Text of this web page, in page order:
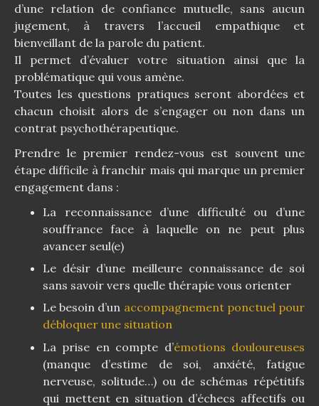
d’une relation de confiance mutuelle, sans aucun
jugement, à travers l’accueil empathique et
bienveillant de la parole du patient.
Il permet d’évaluer votre situation ainsi que la
problématique qui vous amène.
Toutes les questions pratiques seront abordées et
chacun choisit alors de s’engager ou non dans un
contrat psychothérapeutique.
Prendre le premier rendez-vous est souvent une
étape difficile à franchir mais qui marque un premier
engagement dans :
La reconnaissance d’une difficulté ou d’une
souffrance face à laquelle on ne peut plus
avancer seul(e)
Le désir d’une meilleure connaissance de soi
sans savoir vers quelle thérapie vous orienter
Le besoin d’un accompagnement ponctuel pour
débloquer une situation
La prise en compte d’émotions douloureuses
(manque d’estime de soi, anxiété, fatigue
nerveuse, solitude…) ou de schémas répétitifs
qui mettent en situation d’échecs affectifs ou